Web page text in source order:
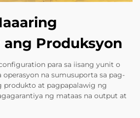
ang Produksyon
para sa iisang yunit o
na sumusuporta sa pag-
produkto at pagpapalawig ng
ng mataas na output at